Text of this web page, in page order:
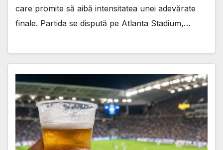
care promite să aibă intensitatea unei adevărate
finale. Partida se dispută pe Atlanta Stadium,…